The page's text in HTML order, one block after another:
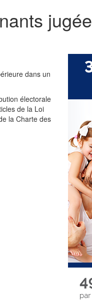
jugée
dans un
électorale
de la Loi
la Charte des